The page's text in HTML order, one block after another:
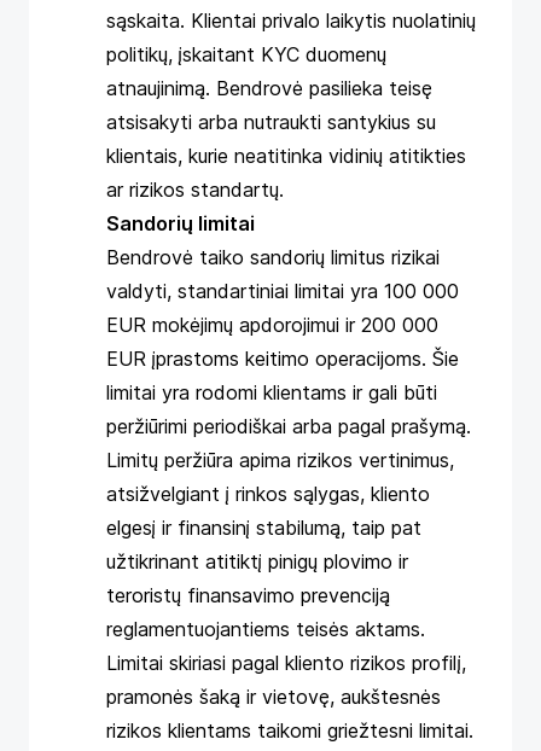
sąskaita. Klientai privalo laikytis nuolatinių
politikų, įskaitant KYC duomenų
atnaujinimą. Bendrovė pasilieka teisę
atsisakyti arba nutraukti santykius su
klientais, kurie neatitinka vidinių atitikties
ar rizikos standartų.
Sandorių limitai
Bendrovė taiko sandorių limitus rizikai
valdyti, standartiniai limitai yra 100 000
EUR mokėjimų apdorojimui ir 200 000
EUR įprastoms keitimo operacijoms. Šie
limitai yra rodomi klientams ir gali būti
peržiūrimi periodiškai arba pagal prašymą.
Limitų peržiūra apima rizikos vertinimus,
atsižvelgiant į rinkos sąlygas, kliento
elgesį ir finansinį stabilumą, taip pat
užtikrinant atitiktį pinigų plovimo ir
teroristų finansavimo prevenciją
reglamentuojantiems teisės aktams.
Limitai skiriasi pagal kliento rizikos profilį,
pramonės šaką ir vietovę, aukštesnės
rizikos klientams taikomi griežtesni limitai.